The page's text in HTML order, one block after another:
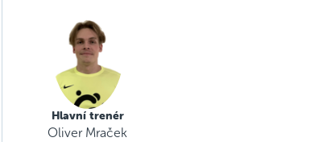
Hlavní trenér
Oliver Mraček